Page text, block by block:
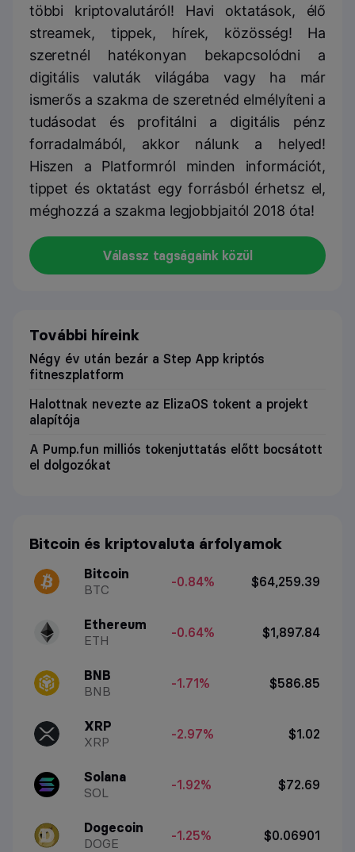
többi kriptovalutáról! Havi oktatások, élő
streamek, tippek, hírek, közösség! Ha
szeretnél hatékonyan bekapcsolódni a
digitális valuták világába vagy ha már
ismerős a szakma de szeretnéd elmélyíteni a
tudásodat és profitálni a digitális pénz
forradalmából, akkor nálunk a helyed!
Hiszen a Platformról minden információt,
tippet és oktatást egy forrásból érhetsz el,
méghozzá a szakma legjobbjaitól 2018 óta!
Válassz tagságaink közül
További híreink
Négy év után bezár a Step App kriptós
fitneszplatform
Halottnak nevezte az ElizaOS tokent a projekt
alapítója
A Pump.fun milliós tokenjuttatás előtt bocsátott
el dolgozókat
Bitcoin és kriptovaluta árfolyamok
Bitcoin
BTC
-0.84% $64,259.39
Ethereum
ETH
-0.64% $1,897.84
BNB
BNB
-1.71% $586.85
XRP
XRP
-2.97% $1.02
Solana
SOL
-1.92% $72.69
Dogecoin
DOGE
-1.25% $0.06901